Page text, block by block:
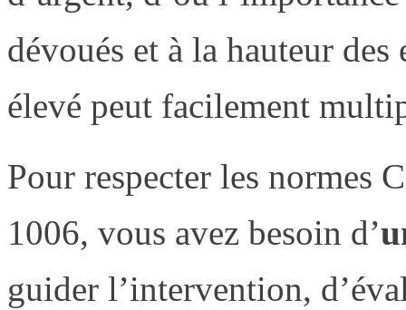
dévoués et à la hauteur
élevé peut facilement
Pour respecter les normes
1006, vous avez besoin d’
guider l’intervention,